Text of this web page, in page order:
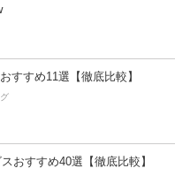
すすめ11選【徹底比較】
おすすめ40選【徹底比較】